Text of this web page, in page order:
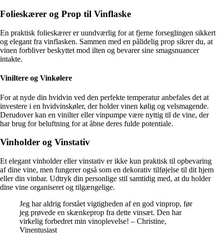
Folieskærer og Prop til Vinflaske
En praktisk folieskærer er uundværlig for at fjerne forseglingen sikkert
og elegant fra vinflasken. Sammen med en pålidelig prop sikrer du, at
vinen forbliver beskyttet mod ilten og bevarer sine smagsnuancer
intakte.
Viniltere og Vinkølere
For at nyde din hvidvin ved den perfekte temperatur anbefales det at
investere i en hvidvinskøler, der holder vinen kølig og velsmagende.
Derudover kan en vinilter eller vinpumpe være nyttig til de vine, der
har brug for beluftning for at åbne deres fulde potentiale.
Vinholder og Vinstativ
Et elegant vinholder eller vinstativ er ikke kun praktisk til opbevaring
af dine vine, men fungerer også som en dekorativ tilføjelse til dit hjem
eller din vinbar. Udtryk din personlige stil samtidig med, at du holder
dine vine organiseret og tilgængelige.
Jeg har aldrig forstået vigtigheden af en god vinprop, før
jeg prøvede en skænkeprop fra dette vinsæt. Den har
virkelig forbedret min vinoplevelse! – Christine,
Vinentusiast